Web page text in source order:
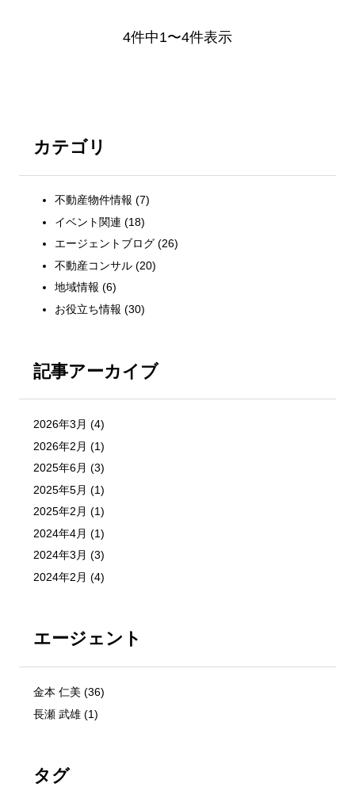
4件中1〜4件表示
カテゴリ
不動産物件情報 (7)
イベント関連 (18)
エージェントブログ(26)
不動産コンサル(20)
地域情報 (6)
お役立ち情報 (30)
記事アーカイブ
2026年3月 (4)
2026年2月 (1)
2025年6月 (3)
2025年5月 (1)
2025年2月 (1)
2024年4月 (1)
2024年3月 (3)
2024年2月 (4)
エージェント
金本 仁美 (36)
長瀬 武雄(1)
タグ